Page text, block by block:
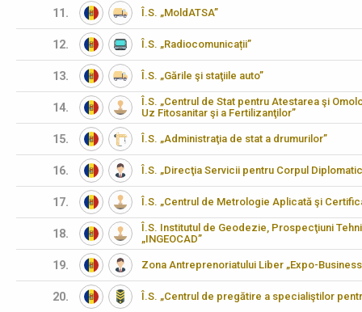
11. Î.S. „MoldATSA”
12. Î.S. „Radiocomunicații”
13. Î.S. „Gările şi staţiile auto”
14.
Î.S. „Centrul de Stat pentru Atestarea şi
Uz Fitosanitar şi a Fertilizanţilor”
15. Î.S. „Administraţia de stat a drumurilor”
16. Î.S. „Direcţia Servicii pentru Corpul
17. Î.S. „Centrul de Metrologie Aplicată şi
18.
Î.S. Institutul de Geodezie, Prospecţiuni
„INGEOCAD”
19. Zona Antreprenoriatului Liber „Expo-
20. Î.S. „Centrul de pregătire a specialiştilor